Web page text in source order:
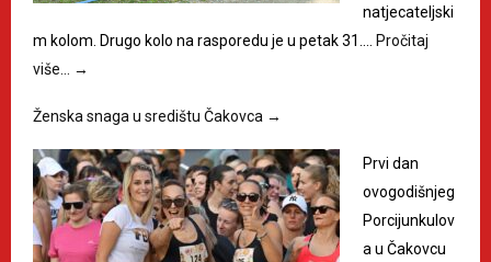
natjecateljski
m kolom. Drugo kolo na rasporedu je u petak 31.… Pročitaj
više… →
Ženska snaga u središtu Čakovca →
Prvi dan
ovogodišnjeg
Porcijunkulov
a u Čakovcu